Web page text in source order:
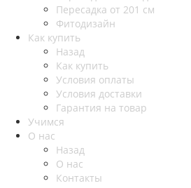
Пересадка от 201 см
Фитодизайн
Как купить
Назад
Как купить
Условия оплаты
Условия доставки
Гарантия на товар
Учимся
О нас
Назад
О нас
Контакты